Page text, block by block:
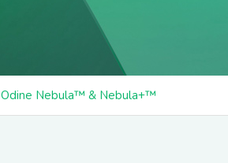
Odine Nebula™ & Nebula+™